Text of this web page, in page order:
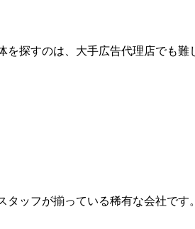
探すのは、大手広告代理店でも
ッフが揃っている稀有な会社です。